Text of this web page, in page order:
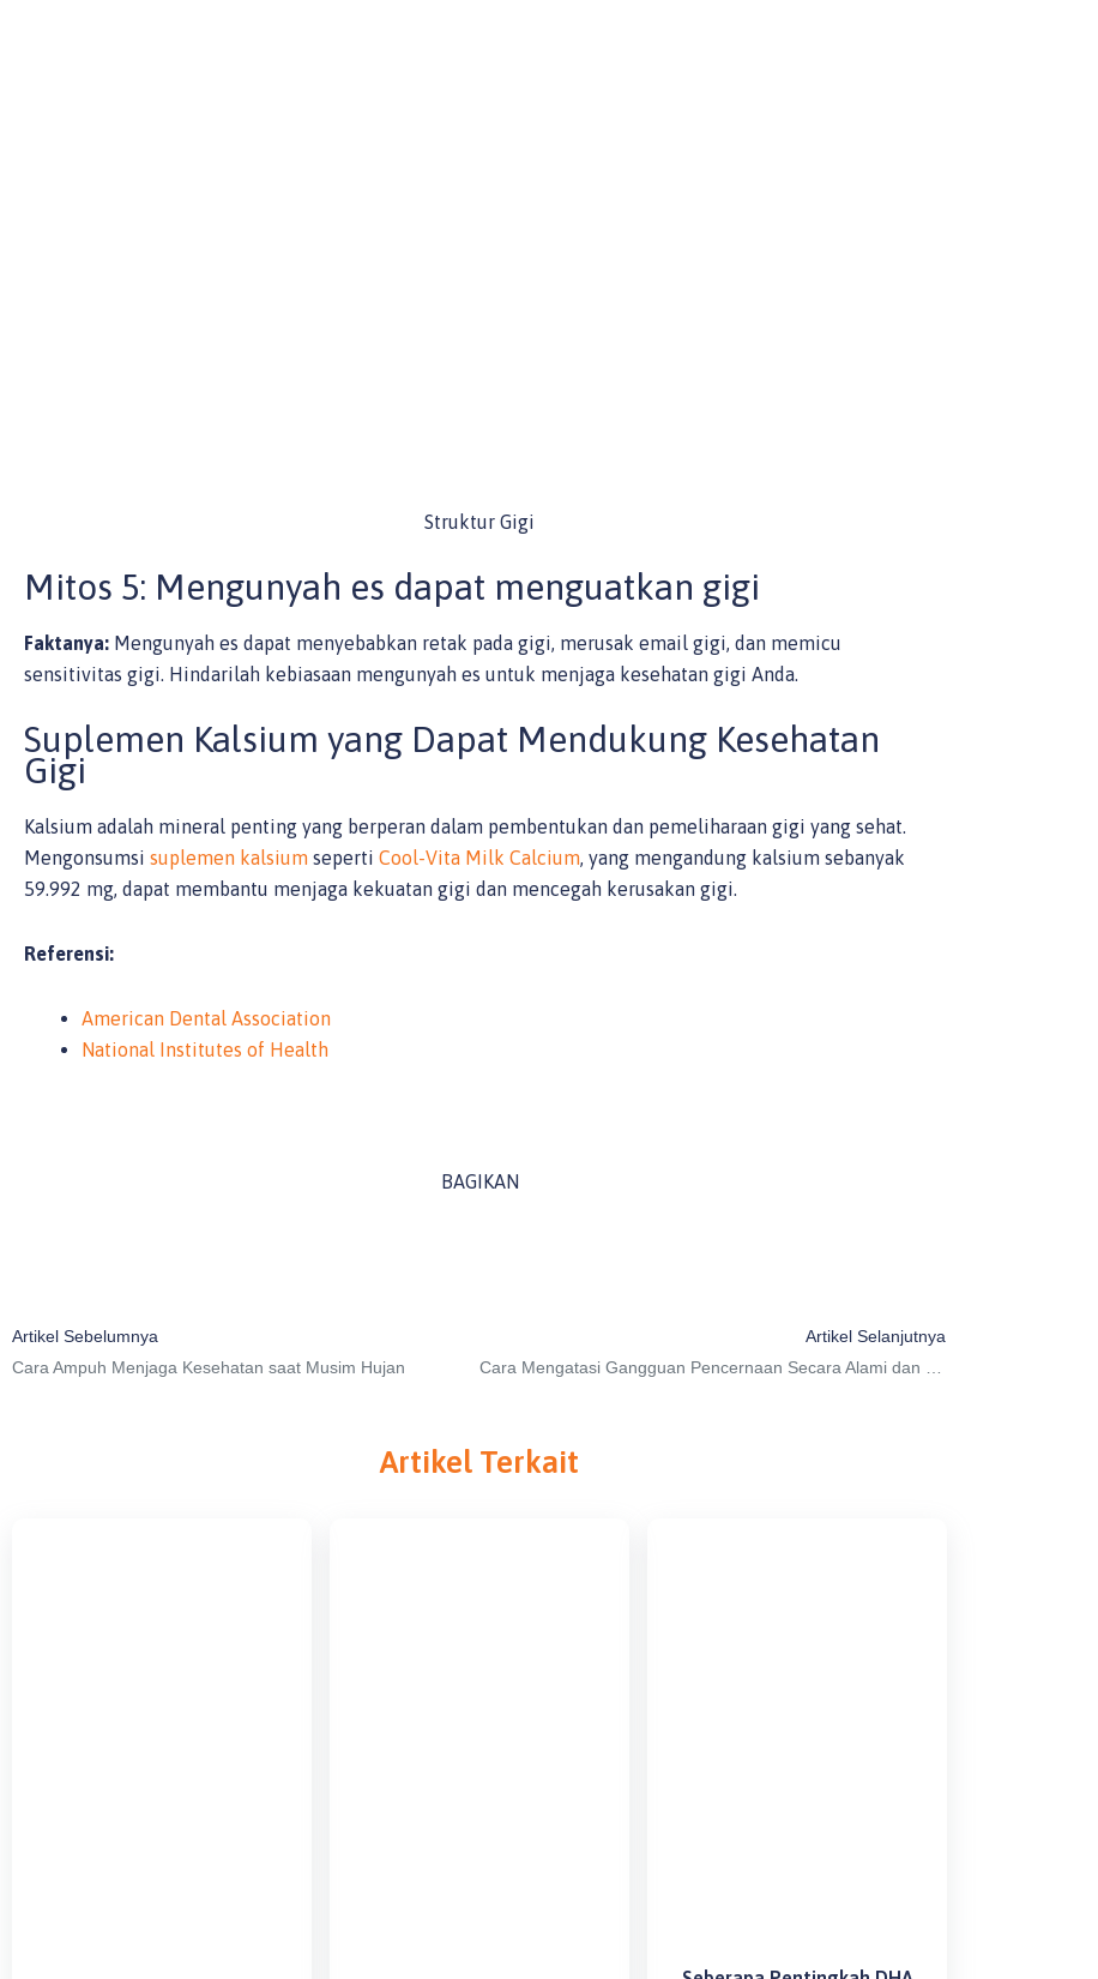
Struktur Gigi
Mitos 5: Mengunyah es dapat menguatkan gigi
Faktanya: Mengunyah es dapat menyebabkan retak pada gigi, merusak email gigi, dan memicu
sensitivitas gigi. Hindarilah kebiasaan mengunyah es untuk menjaga kesehatan gigi Anda.
Suplemen Kalsium yang Dapat Mendukung Kesehatan
Gigi
Kalsium adalah mineral penting yang berperan dalam pembentukan dan pemeliharaan gigi yang sehat.
Mengonsumsi suplemen kalsium seperti Cool-Vita Milk Calcium, yang mengandung kalsium sebanyak
59.992 mg, dapat membantu menjaga kekuatan gigi dan mencegah kerusakan gigi.
Referensi:
American Dental Association
National Institutes of Health
BAGIKAN
Artikel Sebelumnya
Cara Ampuh Menjaga Kesehatan saat Musim Hujan
Artikel Selanjutnya
Cara Mengatasi Gangguan Pencernaan Secara Alami dan Efektif
Artikel Terkait